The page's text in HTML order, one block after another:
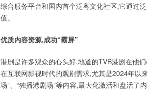
综合服务平台和国内首个泛粤文化社区,它通过
值。
优质内容资源,成功“霸屏”
港剧是许多观众的心头好,地道的TVB港剧在他
在互联网影视时代的观剧需求,尤其是2024年以
场”、“独播港剧场”等内容,最大化激活和盘活了